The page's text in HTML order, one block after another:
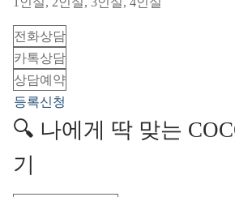
전화상담
카톡상담
상담예약
등록신청
🔍 나에게 딱 맞는
기